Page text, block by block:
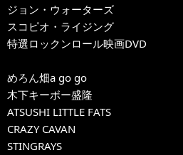
ジョン・ウォーターズ
スコピオ・ライジング
特選ロックンロール映画DVD
めろん畑a go go
木下キーボー盛隆
ATSUSHI LITTLE FATS
CRAZY CAVAN
STINGRAYS